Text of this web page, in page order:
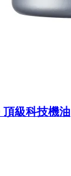
頂級科技機油